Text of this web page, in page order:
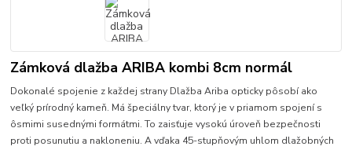
Zámková dlažba ARIBA kombi 8cm normál
Dokonalé spojenie z každej strany Dlažba Ariba opticky pôsobí ako
veľký prírodný kameň. Má špeciálny tvar, ktorý je v priamom spojení s
ôsmimi susednými formátmi. To zaisťuje vysokú úroveň bezpečnosti
proti posunutiu a nakloneniu. A vďaka 45-stupňovým uhlom dlažobných